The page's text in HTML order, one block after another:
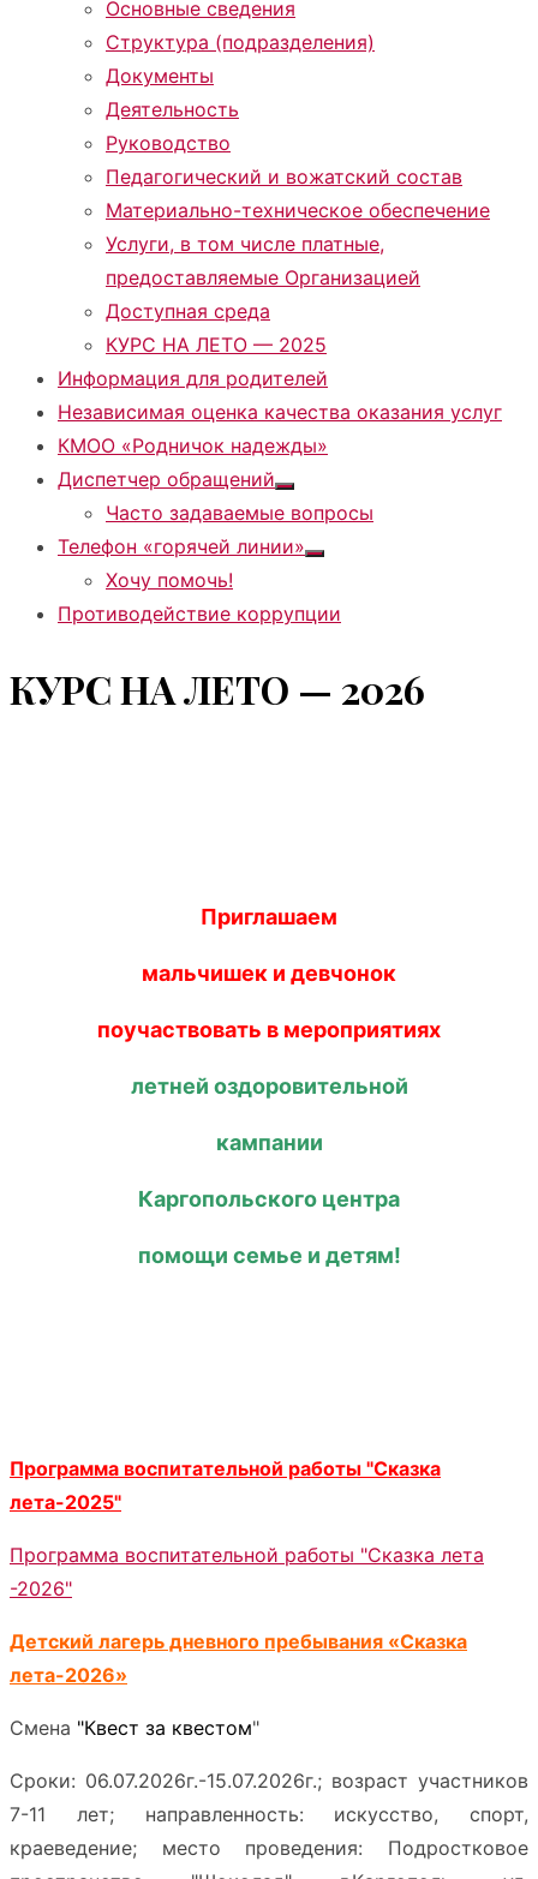
подменю
Основные сведения
Структура (подразделения)
Документы
Деятельность
Руководство
Педагогический и вожатский состав
Материально-техническое обеспечение
Услуги, в том числе платные,
предоставляемые Организацией
Доступная среда
КУРС НА ЛЕТО — 2025
Информация для родителей
Независимая оценка качества оказания услуг
КМОО «Родничок надежды»
Диспетчер обращений
Показать
подменю
Часто задаваемые вопросы
Телефон «горячей линии»
Показать
Хочу помочь!
Противодействие коррупции
КУРС НА ЛЕТО — 2026
Приглашаем
мальчишек и девчонок
поучаствовать в мероприятиях
летней оздоровительной
кампании
Каргопольского центра
помощи семье и детям!
Программа воспитательной работы "Сказка
лета-2025"
Программа воспитательной работы "Сказка лета
-2026"
Детский лагерь дневного пребывания «Сказка
лета-2026»
Смена "Квест за квестом"
Сроки: 06.07.2026г.-15.07.2026г.; возраст участников
7-11 лет; направленность: искусство, спорт,
краеведение; место проведения: Подростковое